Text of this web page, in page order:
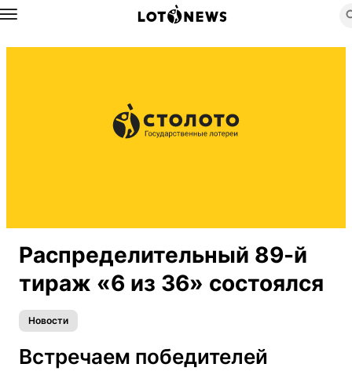
Назад
Распределительный 89-й
тираж «6 из 36» состоялся
Новости
Встречаем победителей